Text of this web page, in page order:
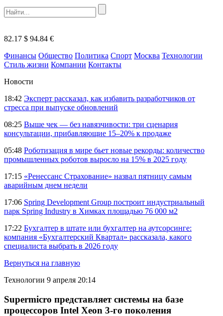
82.17 $ 94.84 €
Финансы Общество Политика Спорт Москва Технологии
Стиль жизни Компании Контакты
Новости
18:42 Эксперт рассказал, как избавить разработчиков от
стресса при выпуске обновлений
08:25 Выше чек — без навязчивости: три сценария
консультации, прибавляющие 15–20% к продаже
05:48 Роботизация в мире бьет новые рекорды: количество
промышленных роботов выросло на 15% в 2025 году
17:15 «Ренессанс Страхование» назвал пятницу самым
аварийным днем недели
17:06 Spring Development Group построит индустриальный
парк Spring Industry в Химках площадью 76 000 м2
17:22 Бухгалтер в штате или бухгалтер на аутсорсинге:
компания «Бухгалтерский Квартал» рассказала, какого
специалиста выбрать в 2026 году
Вернуться на главную
Технологии 9 апреля 20:14
Supermicro представляет системы на базе
процессоров Intel Xeon 3-го поколения